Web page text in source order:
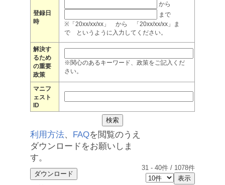
登録日
時
から
まで
※「20xx/xx/xx」 から 「20xx/xx/xx」ま
で というように入力してください。
解決す
るため
の重要
政策
※関心のあるキーワード、政策をご記入くだ
さい。
マニフ
ェスト
ID
利用方法、 FAQを閲覧のうえ
ダウンロードをお願いしま
す。
31 - 40件 / 1078件